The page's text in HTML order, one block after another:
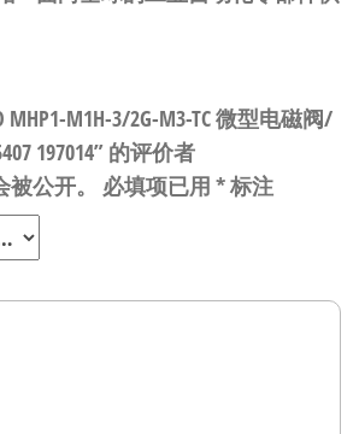
MHP1-M1H-3/2G-M3-TC 微型电磁阀/
197014” 的评价者
公开。
必填项已用 *标注